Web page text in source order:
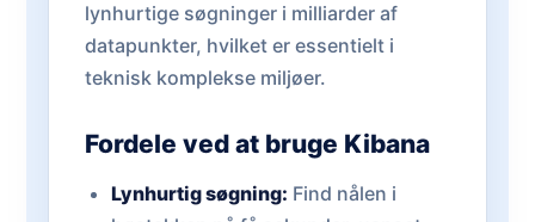
lynhurtige søgninger i milliarder af
datapunkter, hvilket er essentielt i
teknisk komplekse miljøer.
Fordele ved at bruge Kibana
Lynhurtig søgning: Find nålen i